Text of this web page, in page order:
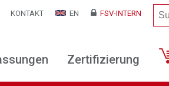
KONTAKT EN FSV-INTERN
Zertifizierung